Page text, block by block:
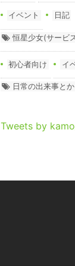
イベント 日記
恒星少女(サービ
初心者向け イ
日常の出来事とか
Tweets by